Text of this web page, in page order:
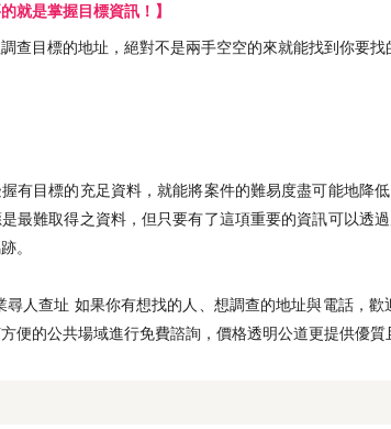
就是掌握目標資訊！】
查目標的地址，絕對不是兩手空空的來就能找到你要
有目標的充足資料，就能將案件的難易度盡可能地降
最難取得之資料，但只要有了這項重要的資訊可以透
。
尋人查址 如果你有想找的人、想調查的地址與電話，
便的公共場域進行免費諮詢，價格透明公道更提供優質